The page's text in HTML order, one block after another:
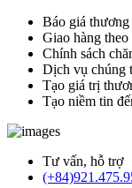
Báo giá thương
Giao hàng
Chính sách
Dịch vụ chúng
Tạo giá trị
Tạo niềm tin
Tư vấn, hỗ trợ